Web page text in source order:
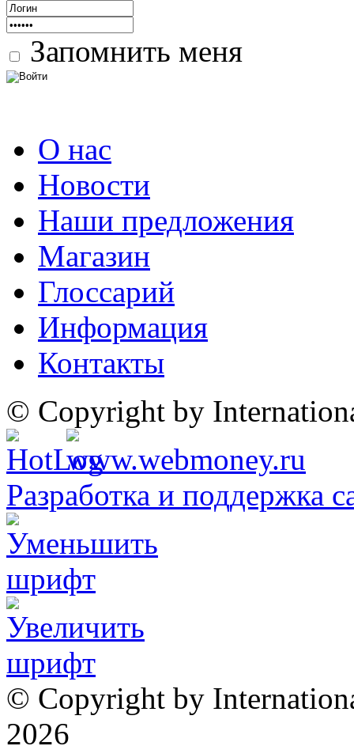
Запомнить меня
О нас
Новости
Наши предложения
Магазин
Глоссарий
Информация
Контакты
© Copyright by
Разработка и поддержка
© Copyright by
2026